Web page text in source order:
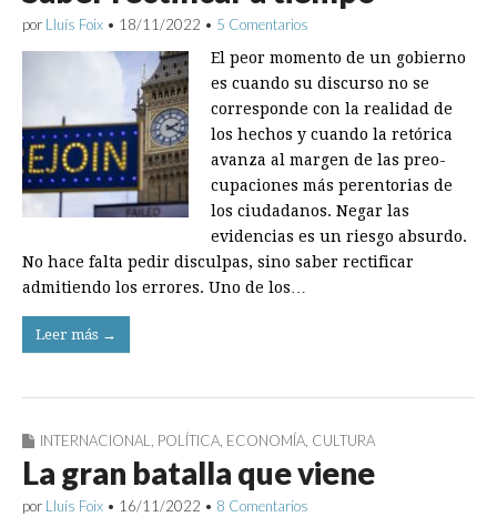
por Lluís Foix • 18/11/2022 • 5 Comentarios
El peor momento de un gobierno
es cuando su discurso no se
corresponde con la realidad de
los hechos y cuando la retórica
avanza al margen de las preo­
cupaciones más perentorias de
los ciudadanos. Negar las
evidencias es un riesgo absurdo.
No hace falta pedir disculpas, sino saber rectificar
admitiendo los errores. Uno de los…
Leer más →
INTERNACIONAL, POLÍTICA, ECONOMÍA, CULTURA
La gran batalla que viene
por Lluís Foix • 16/11/2022 • 8 Comentarios